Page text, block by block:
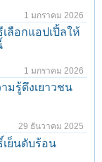
1 มกราคม 2026
ลือกแอปเปิ้ลให้
1 มกราคม 2026
มรู้ดึงเยาวชน
29 ธันวาคม 2025
เย็นดับร้อน